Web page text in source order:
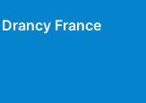
France